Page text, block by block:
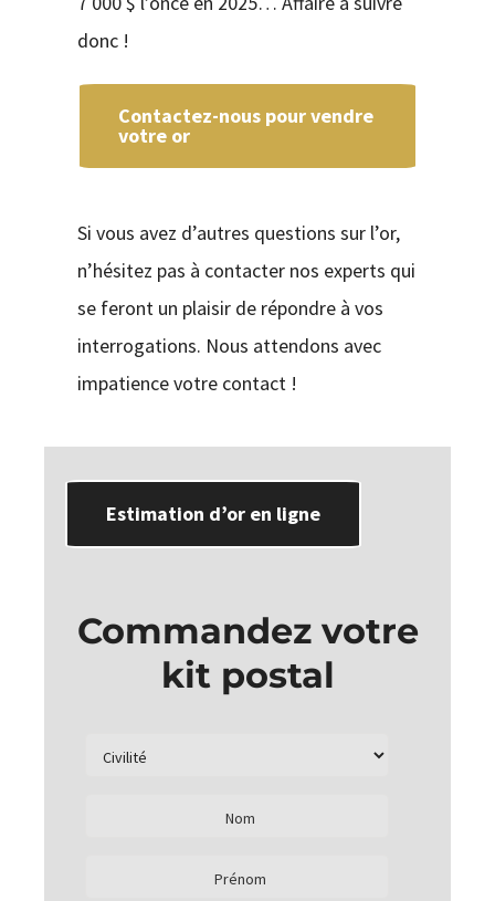
donc !
Contactez-nous pour vendre
votre or
Si vous avez d’autres questions sur l’or,
n’hésitez pas à contacter nos experts qui
se feront un plaisir de répondre à vos
interrogations. Nous attendons avec
impatience votre contact !
Estimation d’or en ligne
Commandez votre
kit postal